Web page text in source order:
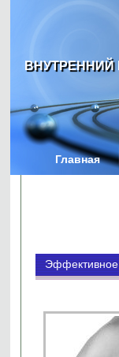
ВНУТРЕННИЙ
Главная
Эффективное